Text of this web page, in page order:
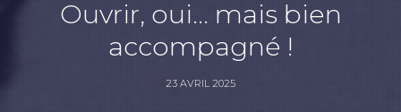
Ouvrir, oui… mais bien
accompagné !
23 AVRIL 2025